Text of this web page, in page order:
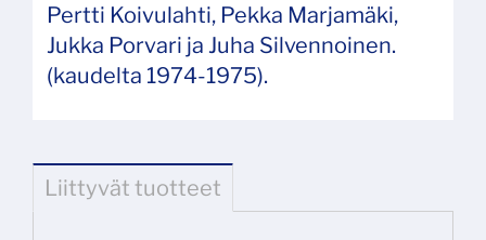
Pertti Koivulahti, Pekka Marjamäki,
Jukka Porvari ja Juha Silvennoinen.
(kaudelta 1974-1975).
Liittyvät tuotteet